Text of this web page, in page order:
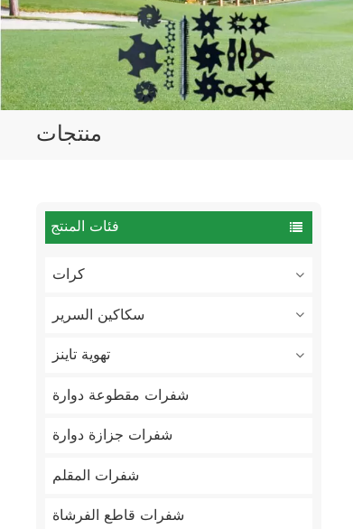
منتجات
فئات المنتج
كرات
سكاكين السرير
تهوية تاينز
شفرات مقطوعة دوارة
شفرات جزازة دوارة
شفرات المقلم
شفرات قاطع الفرشاة